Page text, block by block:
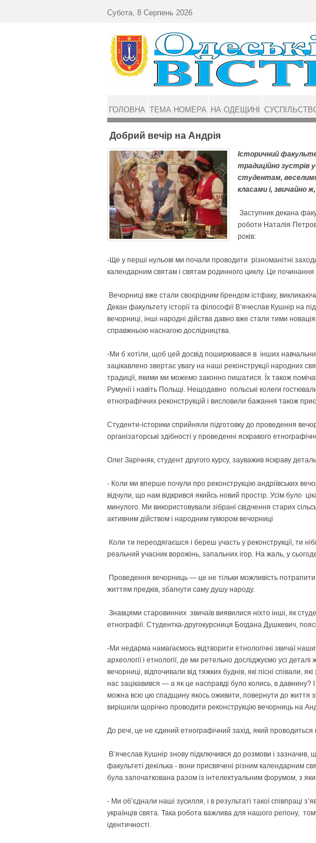
Добрий вечір на Андрія
Історичний
традиційно зустрів
студентам,
класами і, звичайно
Заступник декана
роботи Наталія
років:
-Ще у перші нульові ми почали проводити різноманітні
календарним святам і святам родинного циклу. Це
Вечорниці вже стали своєрідним брендом істфаку,
Декан факультету історії та філософії В’ячеслав Кушнір на
вечорниці, інші народні дійства давно вже стали тими
справжньою наснагою дослідництва.
-Ми б хотіли, щоб цей досвід поширювався в інших
зацікавлено звертає увагу на наші реконструкції народних
традиції, якими ми можемо законно пишатися. Їх також
Румунії і навіть Польщі. Нещодавно польські колеги
етнографічних реконструкцій і висловили бажання також
Студенти-історики сприйняли підготовку до проведення
організаторські здібності у проведенні яскравого
Олег Зарічняк, студент другого курсу, зауважив яскраву
- Коли ми вперше почули про реконструкцію андріївських
відчули, що нам відкрився якийсь новий простір. Усім було
минулого. Ми використовували зібрані свідчення старих
активним дійством і народним гумором вечорниці
Коли ти переодягаєшся і береш участь у реконструкції, ти
реальний учасник ворожінь, запальних ігор. На жаль, у
Проведення вечорниць — це не тільки можливість
життям предків, збагнути саму душу народу.
Знавцями старовинних звичаїв виявилися ніхто інші, як
етнографії. Студентка-другокурсниця Богдана Душкевич,
-Ми недарма намагаємось відтворити етнологічні звичаї
археології і етнології, де ми ретельно досліджуємо усі
вечорниці, відпочивали від тяжких буднів, які пісні співали,
нас зацікавився — а як це насправді було колись, в давнину?
можна всю цю спадщину якось оживити, повернути до життя
вирішили щорічно проводити реконструкцію вечорниць на
До речі, це не єдиний етнографічний захід, який проводиться
В’ячеслав Кушнір знову підключився до розмови і зазначив,
факультеті декілька - вони присвячені різним календарним
була започаткована разом із інтелектуальним форумом, з
- Ми об’єднали наші зусилля, і в результаті такої співпраці
українців свята. Така робота важлива для нашого регіону,
ідентичності.
Субота, 8 Серпень 2026
ГОЛОВНА ТЕМА НОМЕРА НА ОДЕЩИНІ